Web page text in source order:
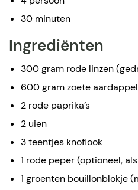
30 minuten
Ingrediënten
300 gram rode linzen
600 gram zoete aardappel
2 rode paprika’s
2 uien
3 teentjes knoflook
1 rode peper (optioneel,
1 groenten bouillonblokje